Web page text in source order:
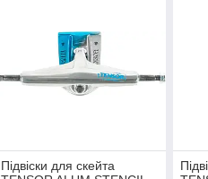
Підвіски для скейта